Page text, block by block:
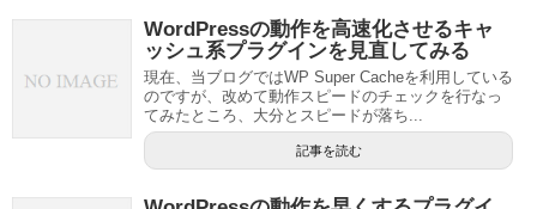
WordPressの動作を高速化させるキャ
ッシュ系プラグインを見直してみる
現在、当ブログではWP Super Cacheを利用している
のですが、改めて動作スピードのチェックを行なっ
てみたところ、大分とスピードが落ち...
記事を読む